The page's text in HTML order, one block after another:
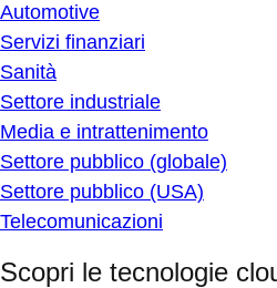
Automotive
Servizi finanziari
Sanità
Settore industriale
Media e intrattenimento
Settore pubblico (globale)
Settore pubblico (USA)
Telecomunicazioni
Scopri le tecnologie